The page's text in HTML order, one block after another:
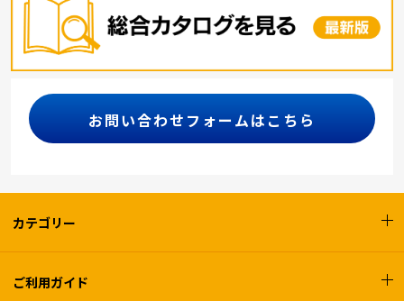
お問い合わせフォームはこちら
カテゴリー
ご利用ガイド